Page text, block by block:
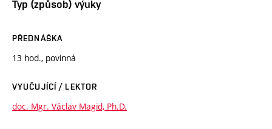
Typ (způsob) výuky
PŘEDNÁŠKA
13 hod., povinná
VYUČUJÍCÍ / LEKTOR
doc. Mgr. Václav Magid, Ph.D.